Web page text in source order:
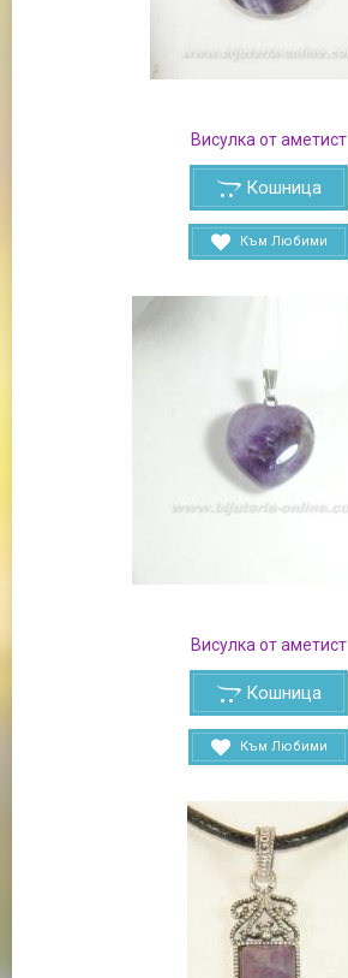
Висулка от аметист
Кошница
Към Любими
Висулка от аметист
Кошница
Към Любими